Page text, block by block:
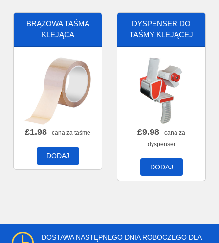
BRĄZOWA TAŚMA
KLEJĄCA
£1.98 - cana za taśme
DODAJ
DYSPENSER DO
TAŚMY KLEJĄCEJ
£9.98 - cana za
dyspenser
DODAJ
DOSTAWA NASTĘPNEGO DNIA ROBOCZEGO DLA